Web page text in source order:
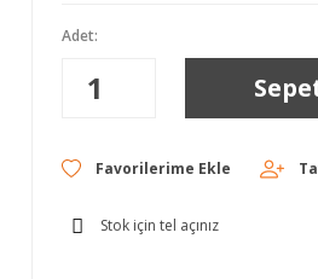
Adet:
Stok için tel açınız